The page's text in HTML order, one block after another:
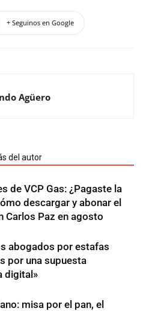
+ Seguinos en Google
Agüero
del autor
de VCP Gas: ¿Pagaste la
descargar y abonar el
Carlos Paz en agosto
abogados por estafas
por una supuesta
digital»
misa por el pan, el